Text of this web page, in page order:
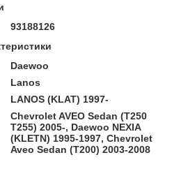
93188126
Daewoo
Lanos
LANOS (KLAT) 1997-
Chevrolet AVEO Sedan (T250
T255) 2005-, Daewoo NEXIA
(KLETN) 1995-1997, Chevrolet
Aveo Sedan (T200) 2003-2008